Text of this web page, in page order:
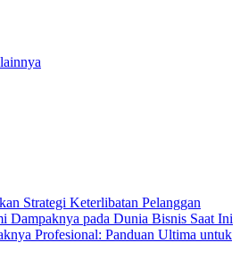
Strategi Keterlibatan Pelanggan
Dampaknya pada Dunia Bisnis Saat Ini
Profesional: Panduan Ultima untuk